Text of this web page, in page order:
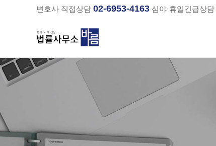
변호사 직접상담 02-6953-4163 심야·휴일긴급상담
하위분류